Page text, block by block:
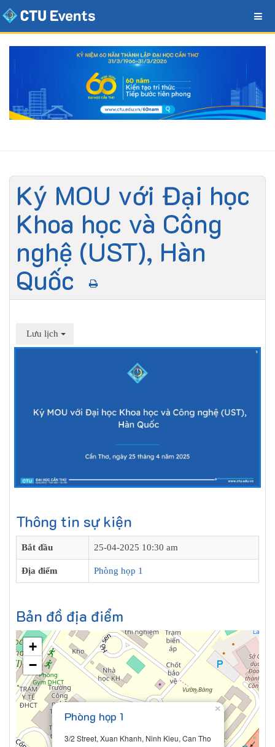
Ký MOU với Đại học
Khoa học và Công
nghệ (UST), Hàn
Quốc
Lưu lịch
Thông tin sự kiện
Bắt đầu 25-04-2025 10:30 am
Địa điểm Phòng họp 1
Bản đồ địa điểm
Phòng họp 1
3/2 Street, Xuan Khanh, Ninh Kieu, Can Tho
×
+
−